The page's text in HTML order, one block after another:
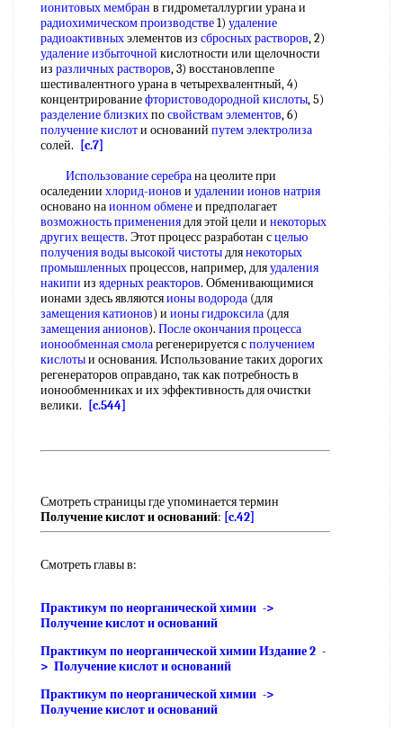
ионитовых мембран в гидрометаллургии урана и
радиохимическом производстве1) удаление
радиоактивныхэлементов из сбросных растворов, 2)
удаление избыточной кислотности или щелочности
из различных растворов, 3) восстановлеппе
шестивалентного урана в четырехвалентный, 4)
концентрированиефтористоводородной кислоты, 5)
разделение близкихпосвойствам элементов, 6)
получение кислоти оснований путем электролиза
солей.
[c.7]
Использование серебрана цеолите при
осаледении хлорид-ионов и удалении ионов натрия
основано наионном обменеи предполагает
возможность применениядля этой цели и некоторых
других веществ. Этот процесс разработан сцелью
полученияводы высокой чистотыдлянекоторых
промышленныхпроцессов, например, дляудаления
накипи из ядерных реакторов. Обменивающимися
ионами здесь являютсяионы водорода (для
замещения катионов) и ионы гидроксила (для
замещения анионов). После окончанияпроцесса
ионообменная смоларегенерируется сполучением
кислотыи основания. Использование таких дорогих
регенераторов оправдано, так как потребность в
ионообменниках и их эффективность для очистки
велики.
[c.544]
Смотреть страницы где упоминается термин
Получение кислот и оснований: [c.42]
Смотреть главы в:
Практикум по неорганической химии ->
Получение кислот и оснований
Практикум по неорганической химии Издание 2 -
> Получение кислот и оснований
Практикум по неорганической химии ->
Получение кислот и оснований